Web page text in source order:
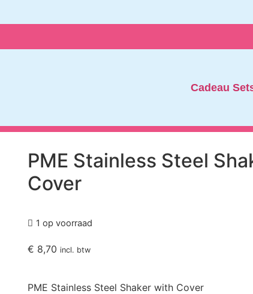
Cadeau
PME Stainless Steel
Cover
1 op voorraad
€ 8,70 incl. btw
PME Stainless Steel Shaker with Cover